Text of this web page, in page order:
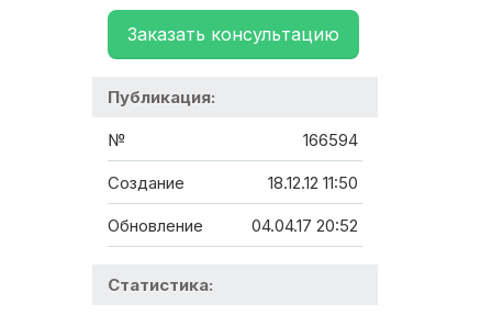
Заказать консультацию
Публикация:
№ 166594
Создание 18.12.12 11:50
Обновление 04.04.17 20:52
Статистика: